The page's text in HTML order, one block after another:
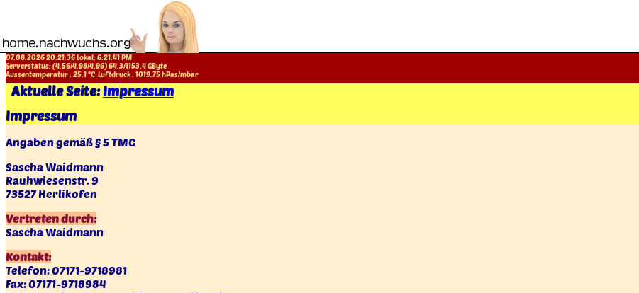
07.08.2026 20:21:36 Lokal:6:21:41 PM
Serverstatus: (4.56/4.98/4.96)64.3/1153.4GByte
Aussentemperatur :25.1°C Luftdruck :1019.75hPas/mbar
Aktuelle Seite:Impressum
Impressum
Angaben gemäß § 5 TMG
Sascha Waidmann
Rauhwiesenstr. 9
73527 Herlikofen
Vertreten durch:
Sascha Waidmann
Kontakt:
Telefon: 07171-9718981
Fax: 07171-9718984